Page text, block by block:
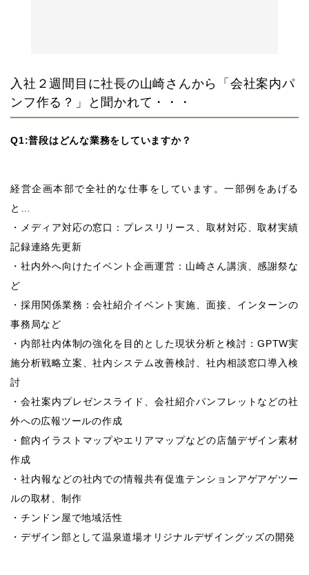
入社２週間目に社長の山崎さんから「会社案内パ
ンフ作る？」と聞かれて・・・
Q1:普段はどんな業務をしていますか？
経営企画本部で全社的な仕事をしています。一部例をあげる
と…
・メディア対応の窓口：プレスリリース、取材対応、取材実績
記録連絡先更新
・社内外へ向けたイベント企画運営：山崎さん講演、感謝祭な
ど
・採用関係業務：会社紹介イベント実施、面接、インターンの
事務局など
・内部社内体制の強化を目的とした現状分析と検討：GPTW実
施分析戦略立案、社内システム改善検討、社内相談窓口導入検
討
・会社案内プレゼンスライド、会社紹介パンフレットなどの社
外への広報ツールの作成
・館内イラストマップやエリアマップなどの店舗デザイン素材
作成
・社内報などの社内での情報共有促進テンションアゲアゲツー
ルの取材、制作
・チンドン屋で地域活性
・デザイン部として温泉道場オリジナルデザイングッズの開発